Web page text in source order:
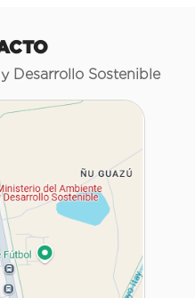
Desarrollo Sostenible